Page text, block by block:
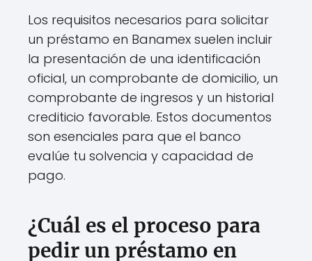
Los requisitos necesarios para solicitar
un préstamo en Banamex suelen incluir
la presentación de una identificación
oficial, un comprobante de domicilio, un
comprobante de ingresos y un historial
crediticio favorable. Estos documentos
son esenciales para que el banco
evalúe tu solvencia y capacidad de
pago.
¿Cuál es el proceso para
pedir un préstamo en